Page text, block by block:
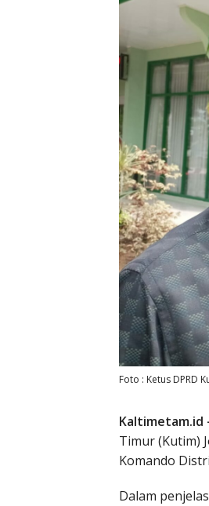
Foto : Ketus DPRD
Kaltimetam.id
Timur (Kutim)
Komando
Dalam